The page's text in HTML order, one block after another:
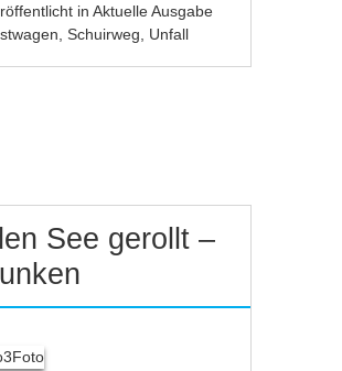
inAktuelle Ausgabe
,Schuirweg Unfall
See gerollt –